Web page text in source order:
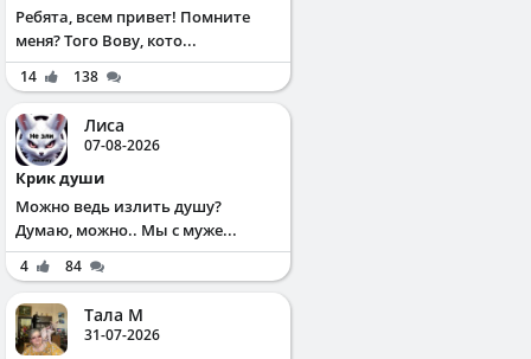
Ребята, всем привет! Помните
меня? Того Вову, кото...
14 138
Лиса
07-08-2026
Крик души
Можно ведь излить душу?
Думаю, можно.. Мы с муже...
4 84
Тала М
31-07-2026